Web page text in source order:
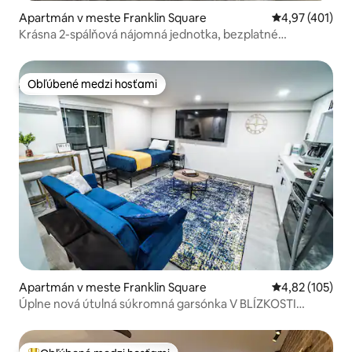
Apartmán v meste Franklin Square Priemerné
4,97 (401)
Krásna 2-spálňová nájomná jednotka, bezplatné
Obľúbené medzi hosťami
Obľúbené medzi hosťami
Apartmán v meste Franklin Square Priemerné
4,82 (105)
Úplne nová útulná súkromná garsónka V BLÍZKOSTI